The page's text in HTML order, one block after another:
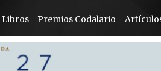
Libros Premios Codalario